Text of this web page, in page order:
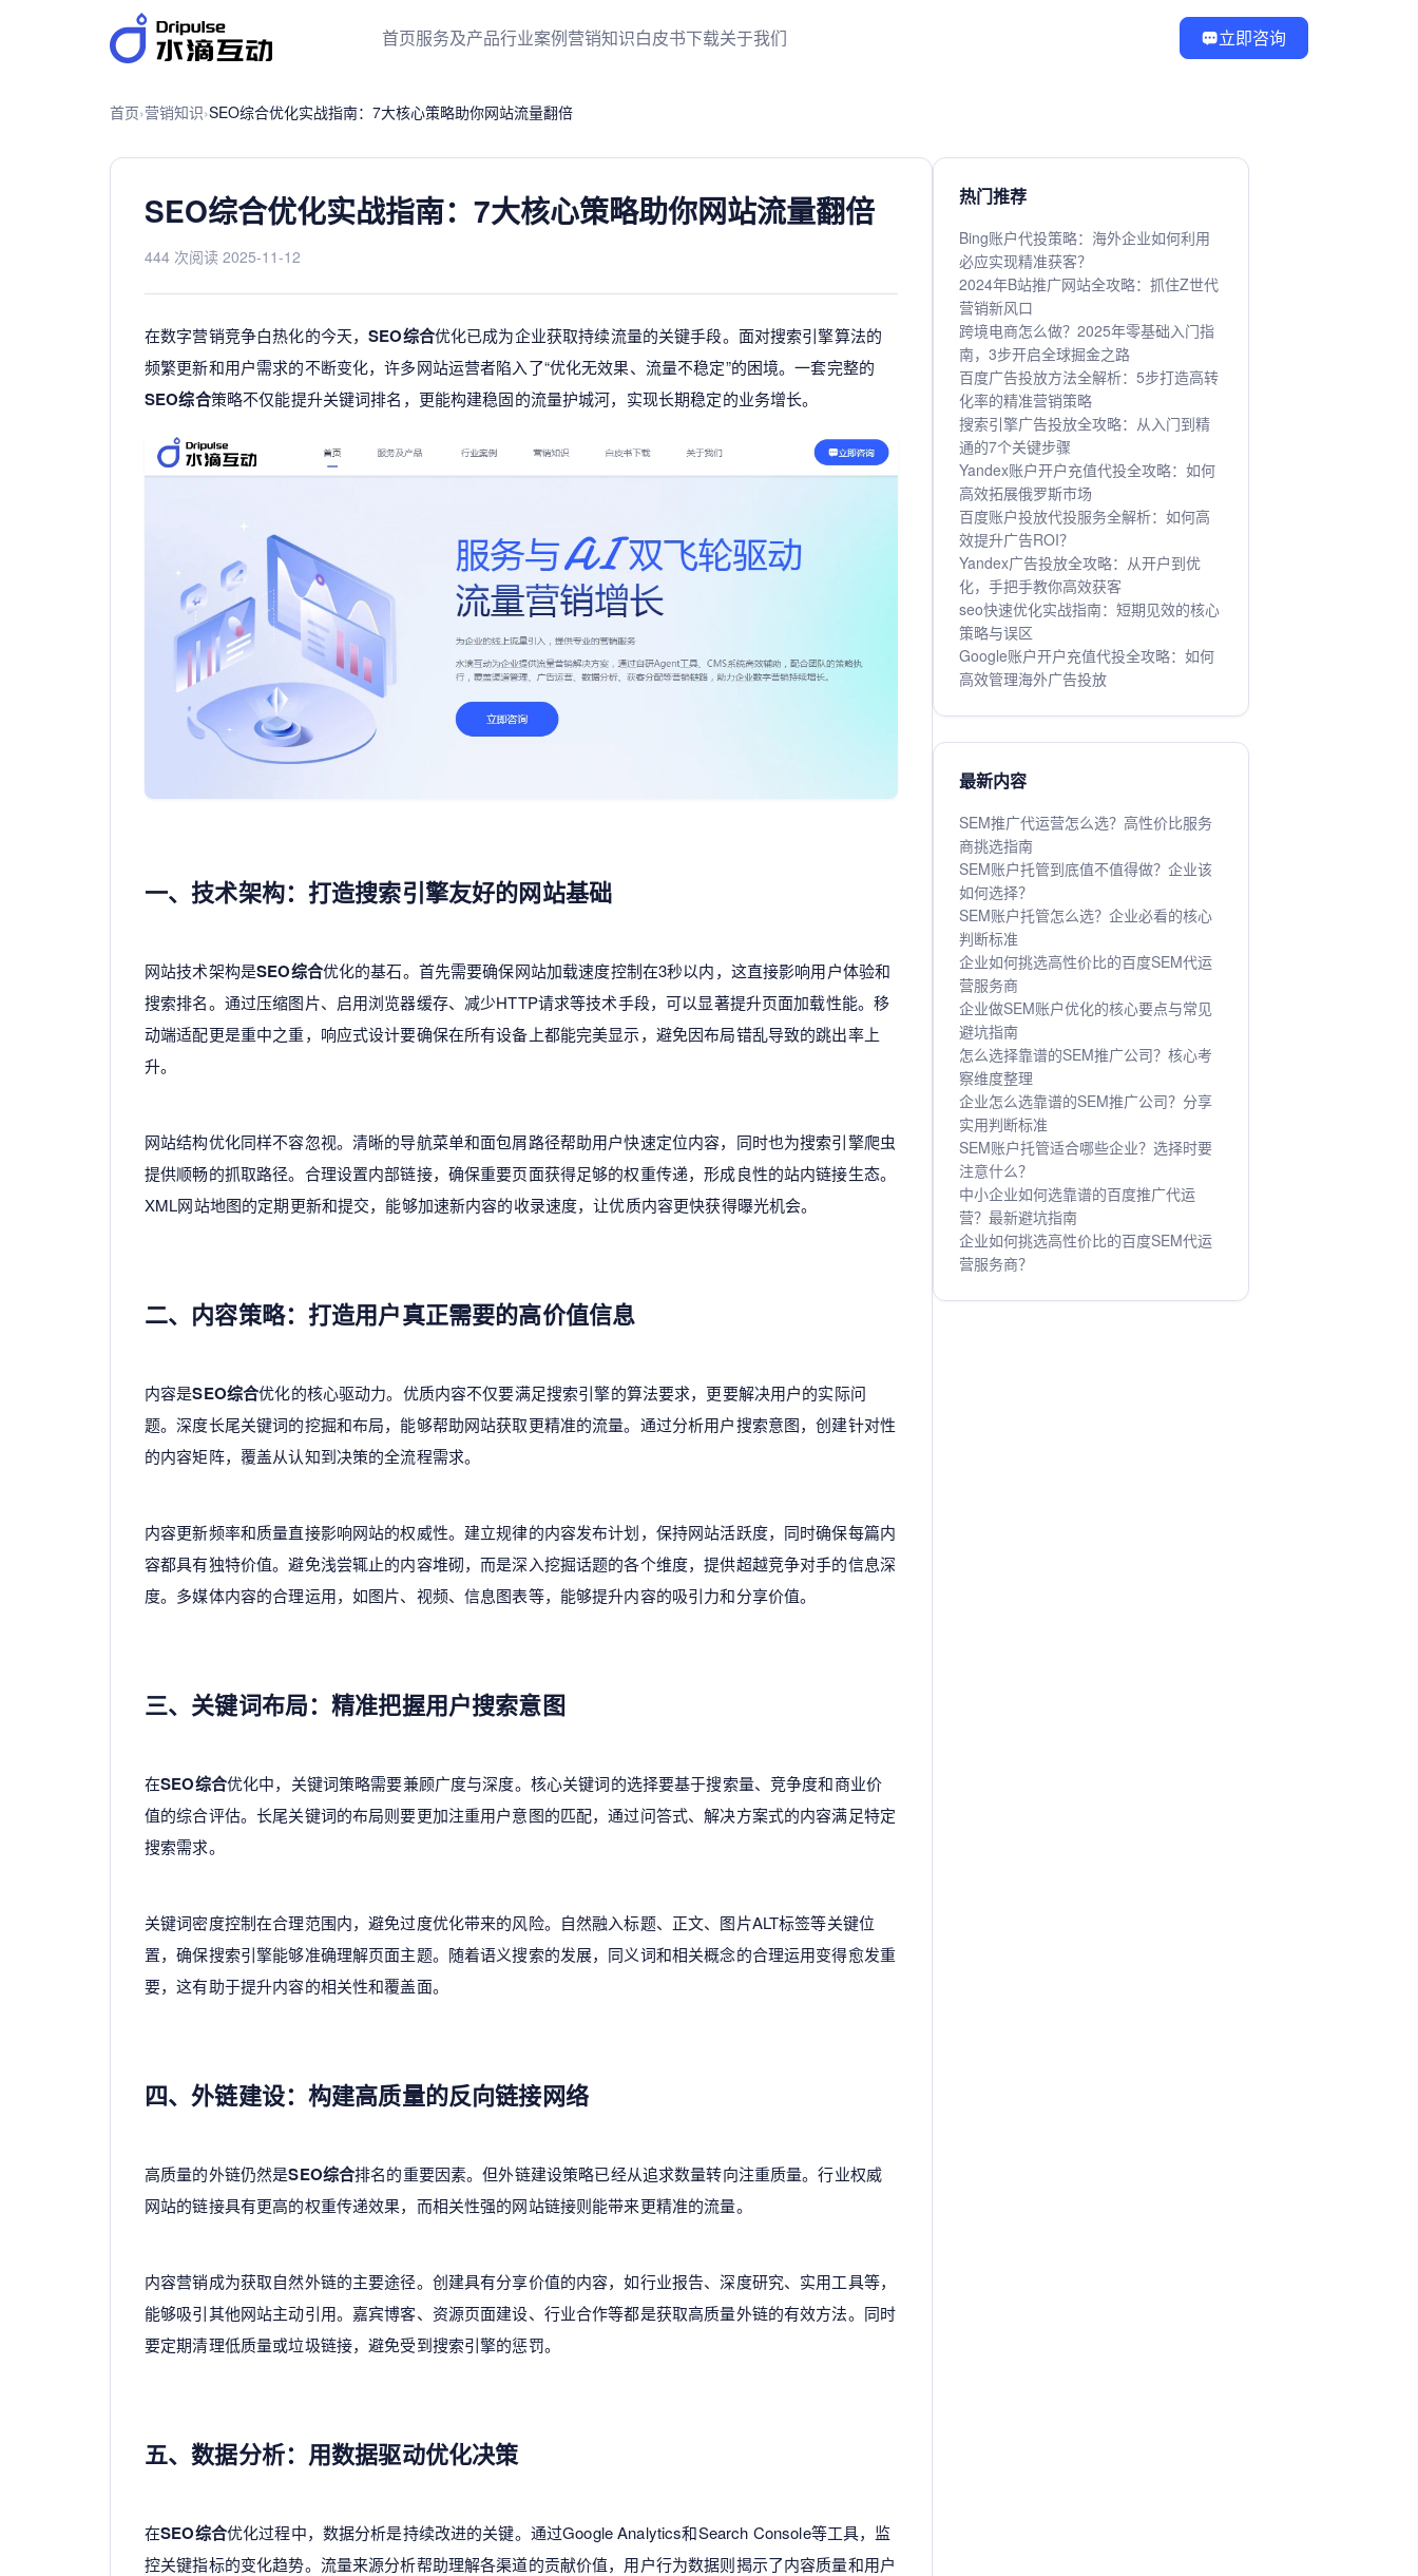
首页服务及产品行业案例营销知识白皮书下载关于我们 立即咨询
首页›营销知识›SEO综合优化实战指南：7大核心策略助你网站流量翻倍
SEO综合优化实战指南：7大核心策略助你网站流量翻倍
444 次阅读 2025-11-12
在数字营销竞争白热化的今天，SEO综合优化已成为企业获取持续流量的关键手段。面对搜索引擎算法的
频繁更新和用户需求的不断变化，许多网站运营者陷入了“优化无效果、流量不稳定”的困境。一套完整的
SEO综合策略不仅能提升关键词排名，更能构建稳固的流量护城河，实现长期稳定的业务增长。
一、技术架构：打造搜索引擎友好的网站基础
网站技术架构是SEO综合优化的基石。首先需要确保网站加载速度控制在3秒以内，这直接影响用户体验和
搜索排名。通过压缩图片、启用浏览器缓存、减少HTTP请求等技术手段，可以显著提升页面加载性能。移
动端适配更是重中之重，响应式设计要确保在所有设备上都能完美显示，避免因布局错乱导致的跳出率上
升。
网站结构优化同样不容忽视。清晰的导航菜单和面包屑路径帮助用户快速定位内容，同时也为搜索引擎爬虫
提供顺畅的抓取路径。合理设置内部链接，确保重要页面获得足够的权重传递，形成良性的站内链接生态。
XML网站地图的定期更新和提交，能够加速新内容的收录速度，让优质内容更快获得曝光机会。
二、内容策略：打造用户真正需要的高价值信息
内容是SEO综合优化的核心驱动力。优质内容不仅要满足搜索引擎的算法要求，更要解决用户的实际问
题。深度长尾关键词的挖掘和布局，能够帮助网站获取更精准的流量。通过分析用户搜索意图，创建针对性
的内容矩阵，覆盖从认知到决策的全流程需求。
内容更新频率和质量直接影响网站的权威性。建立规律的内容发布计划，保持网站活跃度，同时确保每篇内
容都具有独特价值。避免浅尝辄止的内容堆砌，而是深入挖掘话题的各个维度，提供超越竞争对手的信息深
度。多媒体内容的合理运用，如图片、视频、信息图表等，能够提升内容的吸引力和分享价值。
三、关键词布局：精准把握用户搜索意图
在SEO综合优化中，关键词策略需要兼顾广度与深度。核心关键词的选择要基于搜索量、竞争度和商业价
值的综合评估。长尾关键词的布局则要更加注重用户意图的匹配，通过问答式、解决方案式的内容满足特定
搜索需求。
关键词密度控制在合理范围内，避免过度优化带来的风险。自然融入标题、正文、图片ALT标签等关键位
置，确保搜索引擎能够准确理解页面主题。随着语义搜索的发展，同义词和相关概念的合理运用变得愈发重
要，这有助于提升内容的相关性和覆盖面。
四、外链建设：构建高质量的反向链接网络
高质量的外链仍然是SEO综合排名的重要因素。但外链建设策略已经从追求数量转向注重质量。行业权威
网站的链接具有更高的权重传递效果，而相关性强的网站链接则能带来更精准的流量。
内容营销成为获取自然外链的主要途径。创建具有分享价值的内容，如行业报告、深度研究、实用工具等，
能够吸引其他网站主动引用。嘉宾博客、资源页面建设、行业合作等都是获取高质量外链的有效方法。同时
要定期清理低质量或垃圾链接，避免受到搜索引擎的惩罚。
五、数据分析：用数据驱动优化决策
在SEO综合优化过程中，数据分析是持续改进的关键。通过Google Analytics和Search Console等工具，监
控关键指标的变化趋势。流量来源分析帮助理解各渠道的贡献价值，用户行为数据则揭示了内容质量和用户
热门推荐
Bing账户代投策略：海外企业如何利用
必应实现精准获客？
2024年B站推广网站全攻略：抓住Z世代
营销新风口
跨境电商怎么做？2025年零基础入门指
南，3步开启全球掘金之路
百度广告投放方法全解析：5步打造高转
化率的精准营销策略
搜索引擎广告投放全攻略：从入门到精
通的7个关键步骤
Yandex账户开户充值代投全攻略：如何
高效拓展俄罗斯市场
百度账户投放代投服务全解析：如何高
效提升广告ROI？
Yandex广告投放全攻略：从开户到优
化，手把手教你高效获客
seo快速优化实战指南：短期见效的核心
策略与误区
Google账户开户充值代投全攻略：如何
高效管理海外广告投放
最新内容
SEM推广代运营怎么选？高性价比服务
商挑选指南
SEM账户托管到底值不值得做？企业该
如何选择？
SEM账户托管怎么选？企业必看的核心
判断标准
企业如何挑选高性价比的百度SEM代运
营服务商
企业做SEM账户优化的核心要点与常见
避坑指南
怎么选择靠谱的SEM推广公司？核心考
察维度整理
企业怎么选靠谱的SEM推广公司？分享
实用判断标准
SEM账户托管适合哪些企业？选择时要
注意什么？
中小企业如何选靠谱的百度推广代运
营？最新避坑指南
企业如何挑选高性价比的百度SEM代运
营服务商？